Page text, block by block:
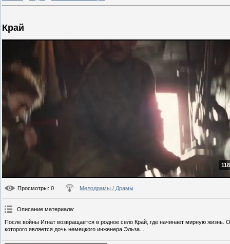
Край
Просмотры: 0 Мелодрамы / Драмы
Описание материала:
После войны Игнат возвращается в родное село Край, где начинает мирную
которого является дочь немецкого инженера Эльза...